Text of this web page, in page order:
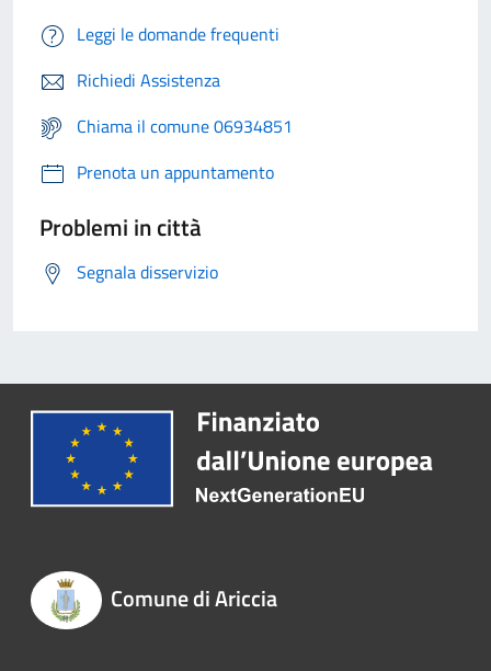
Leggi le domande frequenti
Richiedi Assistenza
Chiama il comune 06934851
Prenota un appuntamento
Problemi in città
Segnala disservizio
Comune di Ariccia